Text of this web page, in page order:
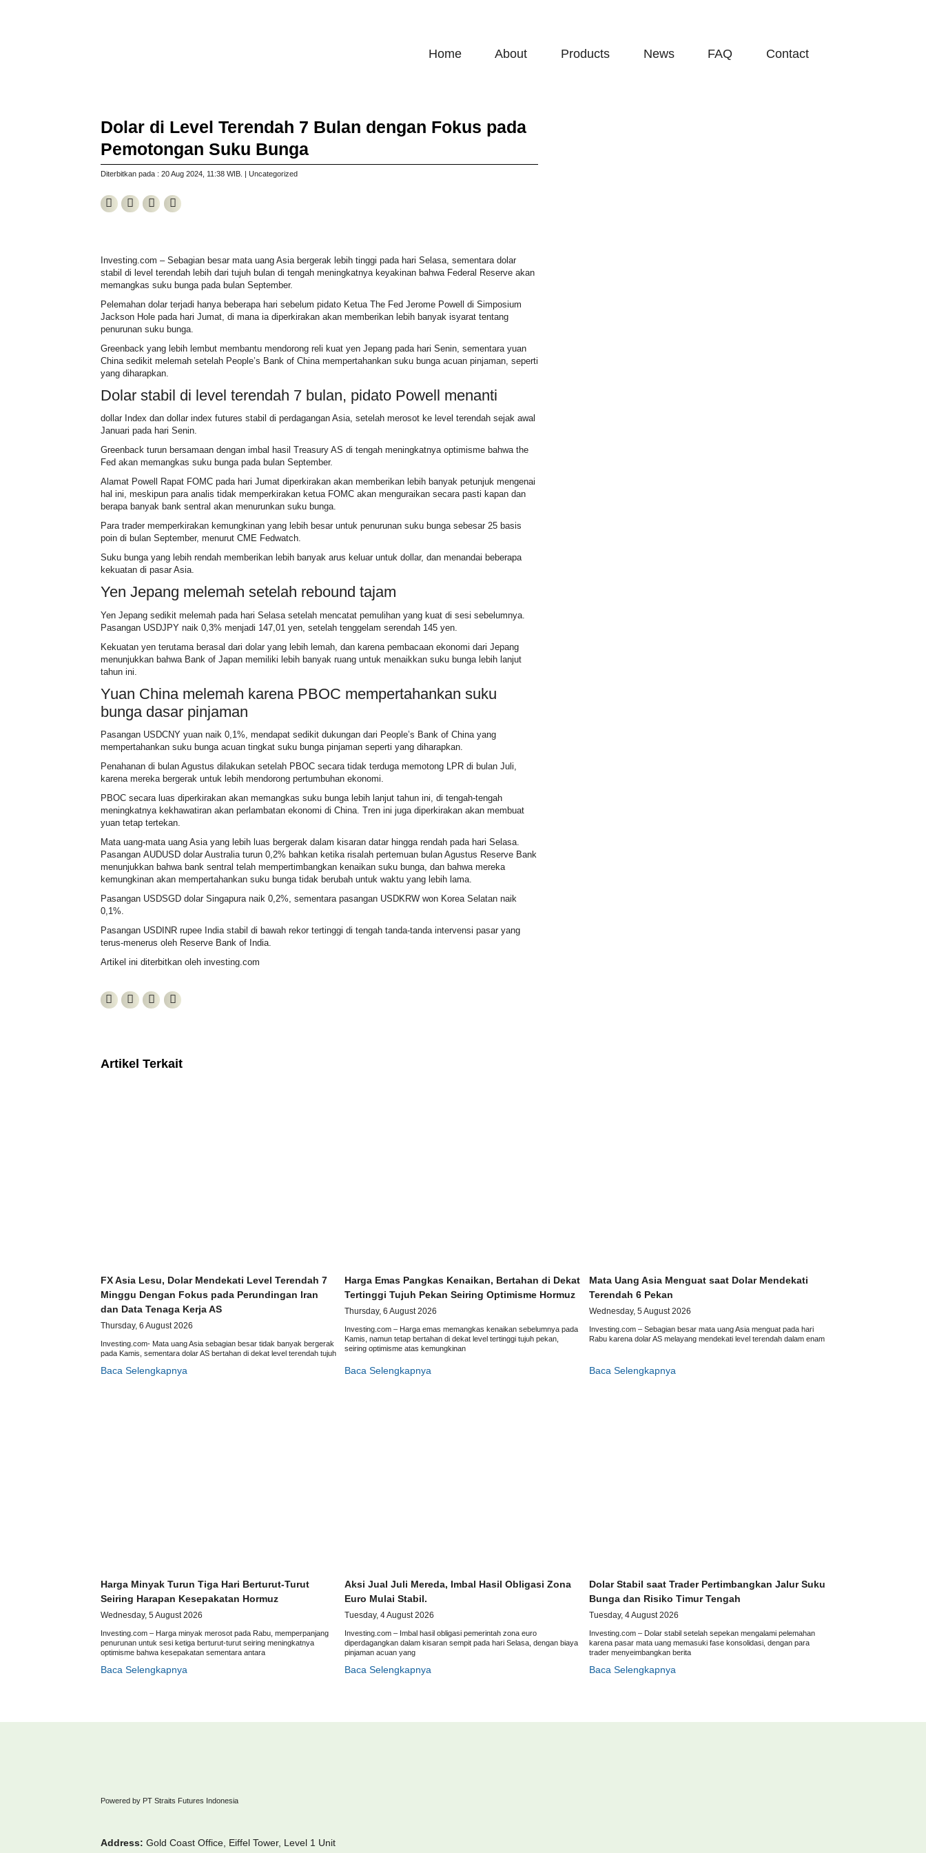
Home About Products News FAQ Contact
Dolar di Level Terendah 7 Bulan dengan Fokus pada
Pemotongan Suku Bunga
Diterbitkan pada : 20 Aug 2024, 11:38 WIB. | Uncategorized
Investing.com – Sebagian besar mata uang Asia bergerak lebih tinggi pada hari Selasa, sementara dolar
stabil di level terendah lebih dari tujuh bulan di tengah meningkatnya keyakinan bahwa Federal Reserve akan
memangkas suku bunga pada bulan September.
Pelemahan dolar terjadi hanya beberapa hari sebelum pidato Ketua The Fed Jerome Powell di Simposium
Jackson Hole pada hari Jumat, di mana ia diperkirakan akan memberikan lebih banyak isyarat tentang
penurunan suku bunga.
Greenback yang lebih lembut membantu mendorong reli kuat yen Jepang pada hari Senin, sementara yuan
China sedikit melemah setelah People’s Bank of China mempertahankan suku bunga acuan pinjaman, seperti
yang diharapkan.
Dolar stabil di level terendah 7 bulan, pidato Powell menanti
dollar Index dan dollar index futures stabil di perdagangan Asia, setelah merosot ke level terendah sejak awal
Januari pada hari Senin.
Greenback turun bersamaan dengan imbal hasil Treasury AS di tengah meningkatnya optimisme bahwa the
Fed akan memangkas suku bunga pada bulan September.
Alamat Powell
Rapat FOMC pada hari Jumat diperkirakan akan memberikan lebih banyak petunjuk mengenai
hal ini, meskipun para analis tidak memperkirakan ketua FOMC akan menguraikan secara pasti kapan dan
berapa banyak bank sentral akan menurunkan suku bunga.
Para trader memperkirakan kemungkinan yang lebih besar untuk penurunan suku bunga sebesar 25 basis
poin di bulan September, menurut CME Fedwatch.
Suku bunga yang lebih rendah memberikan lebih banyak arus keluar untuk dollar, dan menandai beberapa
kekuatan di pasar Asia.
Yen Jepang melemah setelah rebound tajam
Yen Jepang sedikit melemah pada hari Selasa setelah mencatat pemulihan yang kuat di sesi sebelumnya.
Pasangan USDJPYnaik 0,3% menjadi 147,01 yen, setelah tenggelam serendah 145 yen.
Kekuatan yen terutama berasal dari dolar yang lebih lemah, dan karena pembacaan ekonomi dari Jepang
menunjukkan bahwa Bank of Japan memiliki lebih banyak ruang untuk menaikkan suku bunga lebih lanjut
tahun ini.
Yuan China melemah karena PBOC mempertahankan suku
bunga dasar pinjaman
Pasangan USDCNYyuan naik 0,1%, mendapat sedikit dukungan dari People’s Bank of China yang
mempertahankan suku bunga acuan tingkat suku bunga pinjamanseperti yang diharapkan.
Penahanan di bulan Agustus dilakukan setelah PBOC secara tidak terduga memotong LPR di bulan Juli,
karena mereka bergerak untuk lebih mendorong pertumbuhan ekonomi.
PBOC secara luas diperkirakan akan memangkas suku bunga lebih lanjut tahun ini, di tengah-tengah
meningkatnya kekhawatiran akan perlambatan ekonomi di China. Tren ini juga diperkirakan akan membuat
yuan tetap tertekan.
Mata uang-mata uang Asia yang lebih luas bergerak dalam kisaran datar hingga rendah pada hari Selasa.
Pasangan AUDUSDdolar Australia turun 0,2% bahkan ketika risalah pertemuan bulan Agustus Reserve Bank
menunjukkan bahwa bank sentral telah mempertimbangkan kenaikan suku bunga, dan bahwa mereka
kemungkinan akan mempertahankan suku bunga tidak berubah untuk waktu yang lebih lama.
Pasangan USDSGDdolar Singapura naik 0,2%, sementara pasangan USDKRWwon Korea Selatan naik
0,1%.
Pasangan USDINRrupee India stabil di bawah rekor tertinggi di tengah tanda-tanda intervensi pasar yang
terus-menerus oleh Reserve Bank of India.
Artikel ini diterbitkan oleh investing.com
Artikel Terkait
FX Asia Lesu, Dolar Mendekati Level Terendah 7
Minggu Dengan Fokus pada Perundingan Iran
dan Data Tenaga Kerja AS
Thursday, 6 August 2026
Investing.com- Mata uang Asia sebagian besar tidak banyak bergerak
pada Kamis, sementara dolar AS bertahan di dekat level terendah tujuh
Baca Selengkapnya
Harga Emas Pangkas Kenaikan, Bertahan di Dekat
Tertinggi Tujuh Pekan Seiring Optimisme Hormuz
Thursday, 6 August 2026
Investing.com – Harga emas memangkas kenaikan sebelumnya pada
Kamis, namun tetap bertahan di dekat level tertinggi tujuh pekan,
seiring optimisme atas kemungkinan
Baca Selengkapnya
Mata Uang Asia Menguat saat Dolar Mendekati
Terendah 6 Pekan
Wednesday, 5 August 2026
Investing.com – Sebagian besar mata uang Asia menguat pada hari
Rabu karena dolar AS melayang mendekati level terendah dalam enam
Baca Selengkapnya
Harga Minyak Turun Tiga Hari Berturut-Turut
Seiring Harapan Kesepakatan Hormuz
Wednesday, 5 August 2026
Investing.com – Harga minyak merosot pada Rabu, memperpanjang
penurunan untuk sesi ketiga berturut-turut seiring meningkatnya
optimisme bahwa kesepakatan sementara antara
Baca Selengkapnya
Aksi Jual Juli Mereda, Imbal Hasil Obligasi Zona
Euro Mulai Stabil.
Tuesday, 4 August 2026
Investing.com – Imbal hasil obligasi pemerintah zona euro
diperdagangkan dalam kisaran sempit pada hari Selasa, dengan biaya
pinjaman acuan yang
Baca Selengkapnya
Dolar Stabil saat Trader Pertimbangkan Jalur Suku
Bunga dan Risiko Timur Tengah
Tuesday, 4 August 2026
Investing.com – Dolar stabil setelah sepekan mengalami pelemahan
karena pasar mata uang memasuki fase konsolidasi, dengan para
trader menyeimbangkan berita
Baca Selengkapnya
Powered by PT Straits Futures Indonesia
Address: Gold Coast Office, Eiffel Tower, Level 1 Unit